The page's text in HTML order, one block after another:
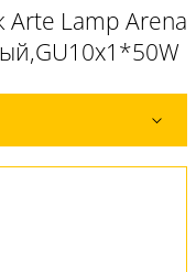
Arte Lamp Arena